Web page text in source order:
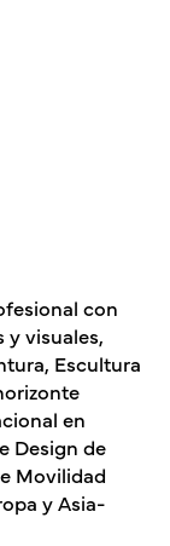
con
y visuales,
Escultura
en
Design de
Movilidad
y Asia-